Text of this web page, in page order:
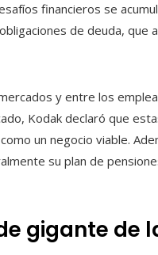
financieros se
de deuda,
y entre los
Kodak declaró que
un negocio viable.
su plan de
gigante de